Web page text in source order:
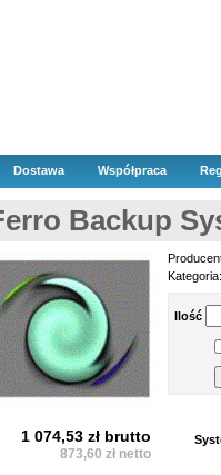
Dostawa Współpraca
Backup
Ilość
1 074,53 zł brutto
873,60 zł netto